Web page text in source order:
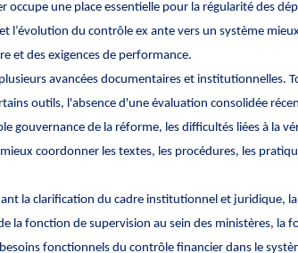
une place essentielle pour la régularité des
l’évolution du contrôle ex ante vers un système
et des exigences de performance.
avancées documentaires et institutionnelles.
outils, l'absence d'une évaluation consolidée
gouvernance de la réforme, les difficultés liées à la
coordonner les textes, les procédures, les
la clarification du cadre institutionnel et juridique, la
la fonction de supervision au sein des ministères, la
fonctionnels du contrôle financier dans le